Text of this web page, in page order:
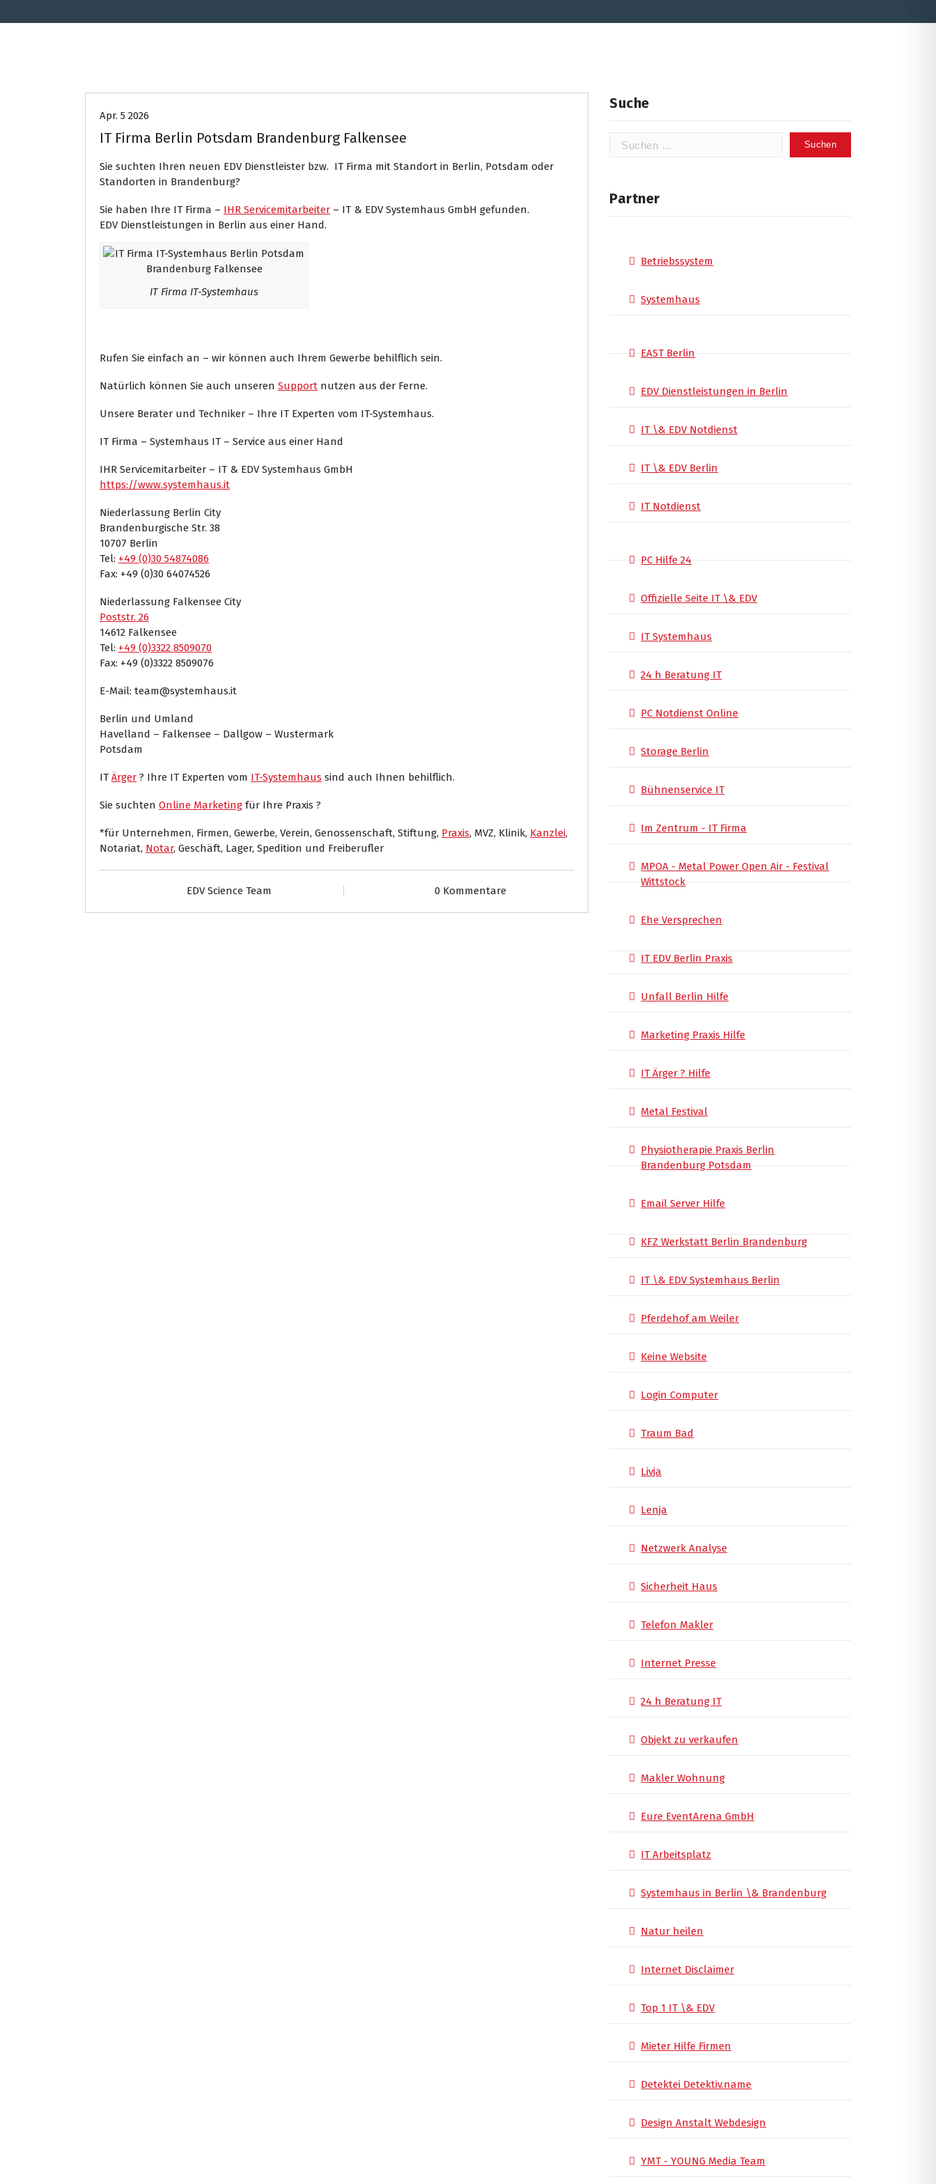
Apr. 5 2026
IT Firma Berlin Potsdam Brandenburg Falkensee
Sie suchten Ihren neuen EDV Dienstleister bzw. IT Firma mit Standort in Berlin, Potsdam oder
Standorten in Brandenburg?
Sie haben Ihre IT Firma – IHR Servicemitarbeiter – IT & EDV Systemhaus GmbH gefunden.
EDV Dienstleistungen in Berlin aus einer Hand.
IT Firma IT-Systemhaus
Rufen Sie einfach an – wir können auch Ihrem Gewerbe behilflich sein.
Natürlich können Sie auch unseren Support nutzen aus der Ferne.
Unsere Berater und Techniker – Ihre IT Experten vom IT-Systemhaus.
IT Firma – Systemhaus IT – Service aus einer Hand
IHR Servicemitarbeiter – IT & EDV Systemhaus GmbH
https://www.systemhaus.it
Niederlassung Berlin City
Brandenburgische Str. 38
10707 Berlin
Tel: +49 (0)30 54874086
Fax: +49 (0)30 64074526
Niederlassung Falkensee City
Poststr. 26
14612 Falkensee
Tel: +49 (0)3322 8509070
Fax: +49 (0)3322 8509076
E-Mail: team@systemhaus.it
Berlin und Umland
Havelland – Falkensee – Dallgow – Wustermark
Potsdam
IT Ärger ? Ihre IT Experten vom IT-Systemhaus sind auch Ihnen behilflich.
Sie suchten Online Marketing für Ihre Praxis ?
*für Unternehmen, Firmen, Gewerbe, Verein, Genossenschaft, Stiftung, Praxis, MVZ, Klinik, Kanzlei,
Notariat, Notar, Geschäft, Lager, Spedition und Freiberufler
EDV Science Team 0 Kommentare
Suche
Suchen
Partner
Betriebssystem
Systemhaus
EAST Berlin
EDV Dienstleistungen in Berlin
IT \& EDV Notdienst
IT \& EDV Berlin
IT Notdienst
PC Hilfe 24
Offizielle Seite IT \& EDV
IT Systemhaus
24 h Beratung IT
PC Notdienst Online
Storage Berlin
Bühnenservice IT
Im Zentrum - IT Firma
MPOA - Metal Power Open Air - Festival
Wittstock
Ehe Versprechen
IT EDV Berlin Praxis
Unfall Berlin Hilfe
Marketing Praxis Hilfe
IT Ärger ? Hilfe
Metal Festival
Physiotherapie Praxis Berlin
Brandenburg Potsdam
Email Server Hilfe
KFZ Werkstatt Berlin Brandenburg
IT \& EDV Systemhaus Berlin
Pferdehof am Weiler
Keine Website
Login Computer
Traum Bad
Livja
Lenja
Netzwerk Analyse
Sicherheit Haus
Telefon Makler
Internet Presse
24 h Beratung IT
Objekt zu verkaufen
Makler Wohnung
Eure EventArena GmbH
IT Arbeitsplatz
Systemhaus in Berlin \& Brandenburg
Natur heilen
Internet Disclaimer
Top 1 IT \& EDV
Mieter Hilfe Firmen
Detektei Detektiv.name
Design Anstalt Webdesign
YMT - YOUNG Media Team